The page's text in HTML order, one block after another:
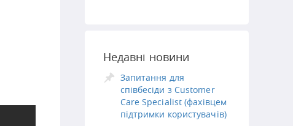
Недавні новини
Запитання для
співбесіди з Customer
Care Specialist (фахівцем
підтримки користувачів)